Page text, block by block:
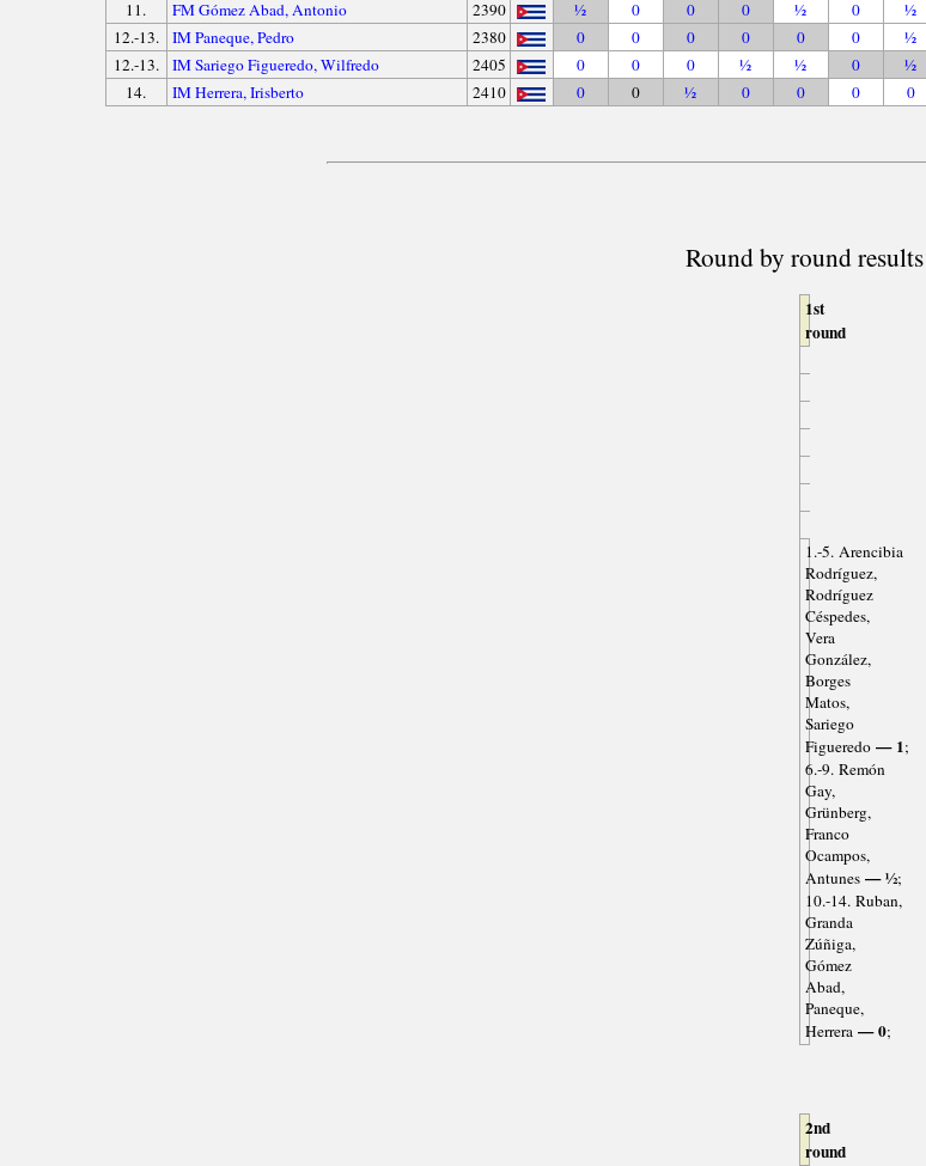
11.
FM Gómez Abad, Antonio 2390 ½ 0 0 0 ½ 0 ½
12.-13.
IM Paneque, Pedro 2380 0 0 0 0 0 0 ½
12.-13.
IM Sariego Figueredo, Wilfredo 2405 0 0 0 ½ ½ 0 ½
14.
IM Herrera, Irisberto 2410 0 0 ½ 0 0 0 0
Round by round results
1st
round
1.-5. Arencibia
Rodríguez,
Rodríguez
Céspedes,
Vera
González,
Borges
Matos,
Sariego
Figueredo— 1;
6.-9. Remón
Gay,
Grünberg,
Franco
Ocampos,
Antunes— ½;
10.-14. Ruban,
Granda
Zúñiga,
Gómez
Abad,
Paneque,
Herrera— 0;
2nd
round